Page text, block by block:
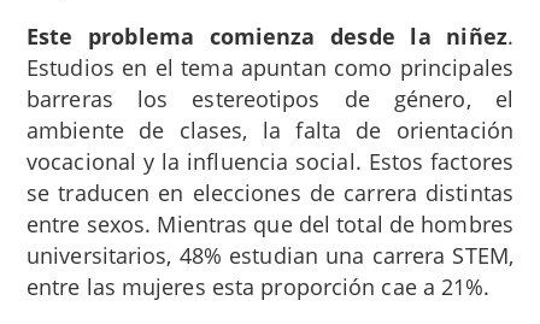
Este problema comienza desde la niñez.
Estudios en el tema apuntan como principales
barreras los estereotipos de género, el
ambiente de clases, la falta de orientación
vocacional y la influencia social. Estos factores
se traducen en elecciones de carrera distintas
entre sexos. Mientras que del total de hombres
universitarios, 48% estudian una carrera STEM,
entre las mujeres esta proporción cae a 21%.